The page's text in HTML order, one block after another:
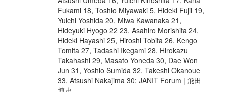
Fukami 18, Toshio Miyawaki 5, Hideki Fujii 19,
Yuichi Yoshida 20, Miwa Kawanaka 21,
Hideyuki Hyogo 22 23, Asahiro Morishita 24,
Hideki Hayashi 25, Hiroshi Tobita 26, Kengo
Tomita 27, Tadashi Ikegami 28, Hirokazu
Takahashi 29, Masato Yoneda 30, Dae Won
Jun 31, Yoshio Sumida 32, Takeshi Okanoue
33, Atsushi Nakajima 30; JANIT Forum | 飛田